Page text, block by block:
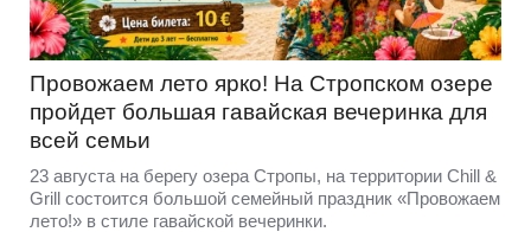
Провожаем лето ярко! На Стропском озере
пройдет большая гавайская вечеринка для
всей семьи
23 августа на берегу озера Стропы, на территории Chill &
Grill состоится большой семейный праздник «Провожаем
лето!» в стиле гавайской вечеринки.